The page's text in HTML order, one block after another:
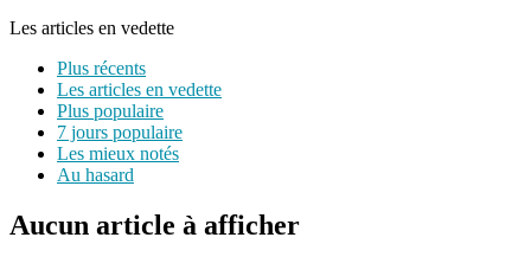
Les articles en vedette
Plus récents
Les articles en vedette
Plus populaire
7 jours populaire
Les mieux notés
Au hasard
Aucun article à afficher